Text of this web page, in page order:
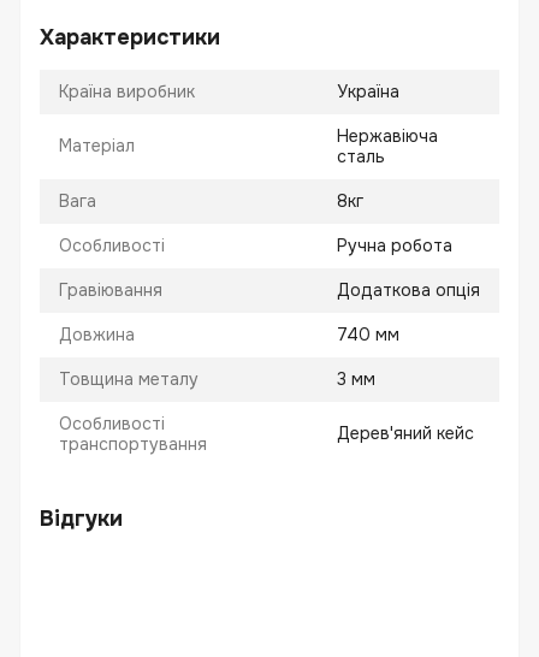
Характеристики
Країна виробник Україна
Матеріал
Нержавіюча
сталь
Вага 8кг
Особливості Ручна робота
Гравіювання Додаткова опція
Довжина 740 мм
Товщина металу 3 мм
Особливості
транспортування
Дерев'яний кейс
Відгуки